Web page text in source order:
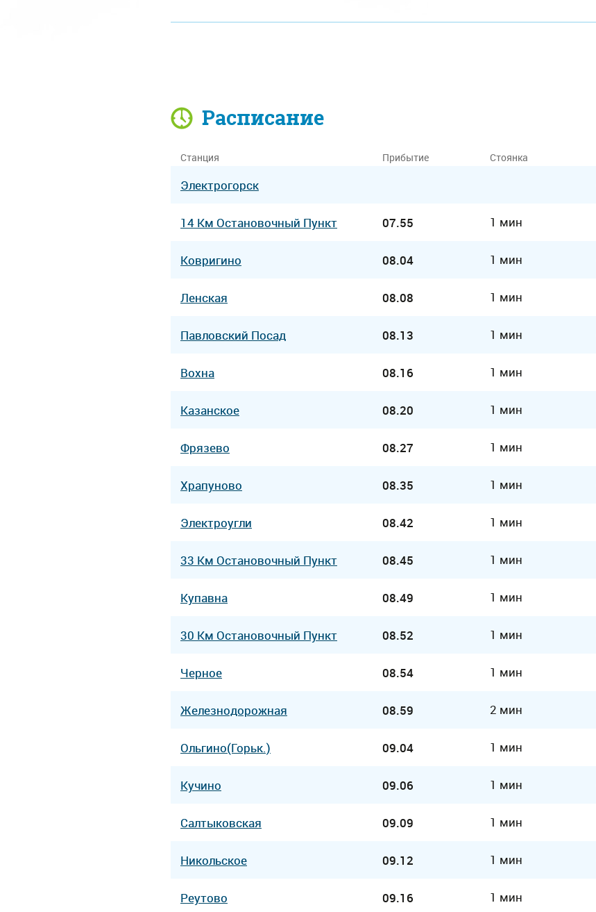
Расписание
Станция Прибытие Стоянка
Электрогорск
14 Км Остановочный Пункт 07.55 1 мин
Ковригино 08.04 1 мин
Ленская 08.08 1 мин
Павловский Посад 08.13 1 мин
Вохна 08.16 1 мин
Казанское 08.20 1 мин
Фрязево 08.27 1 мин
Храпуново 08.35 1 мин
Электроугли 08.42 1 мин
33 Км Остановочный Пункт 08.45 1 мин
Купавна 08.49 1 мин
30 Км Остановочный Пункт 08.52 1 мин
Черное 08.54 1 мин
Железнодорожная 08.59 2 мин
Ольгино(Горьк.) 09.04 1 мин
Кучино 09.06 1 мин
Салтыковская 09.09 1 мин
Никольское 09.12 1 мин
Реутово 09.16 1 мин